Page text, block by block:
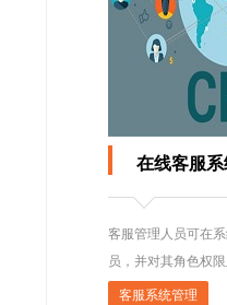
在线客服系统
客服管理人员可在
员，并对其角色权
客服系统管理